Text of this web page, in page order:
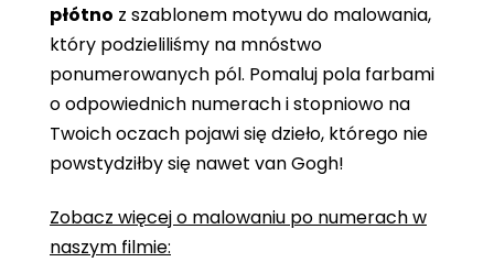
płótno z szablonem motywu do malowania,
który podzieliliśmy na mnóstwo
ponumerowanych pól. Pomaluj pola farbami
o odpowiednich numerach i stopniowo na
Twoich oczach pojawi się dzieło, którego nie
powstydziłby się nawet van Gogh!
Zobacz więcej o malowaniu po numerach w
naszym filmie: